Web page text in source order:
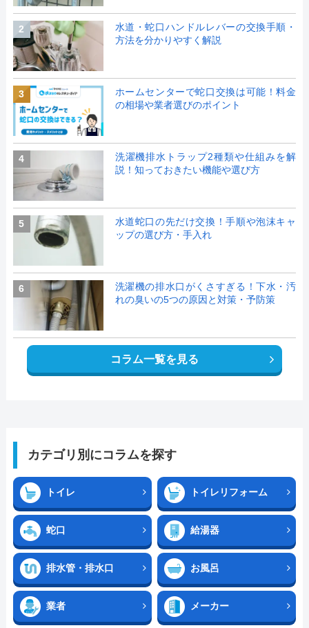
2
水道・蛇口ハンドルレバーの交換手順・
方法を分かりやすく解説
3
ホームセンターで蛇口交換は可能！料金
の相場や業者選びのポイント
4
洗濯機排水トラップ2種類や仕組みを解
説！知っておきたい機能や選び方
5
水道蛇口の先だけ交換！手順や泡沫キャ
ップの選び方・手入れ
6
洗濯機の排水口がくさすぎる！下水・汚
れの臭いの5つの原因と対策・予防策
コラム一覧を見る
カテゴリ別にコラムを探す
トイレ トイレリフォーム
蛇口 給湯器
排水管・排水口 お風呂
業者 メーカー